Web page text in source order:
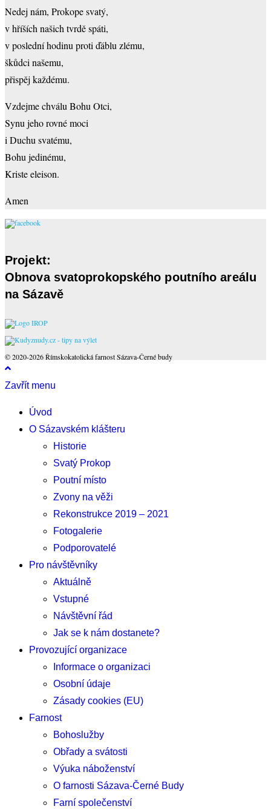
Nedej nám, Prokope svatý,
v hříších našich tvrdě spáti,
v poslední hodinu proti ďáblu zlému,
škůdci našemu,
přispěj každému.
Vzdejme chválu Bohu Otci,
Synu jeho rovné moci
i Duchu svatému,
Bohu jedinému,
Kriste eleison.
Amen
Projekt:
Obnova svatoprokopského poutního areálu
na Sázavě
© 2020-2026 Římskokatolická farnost Sázava-Černé budy
Zavřít menu
Úvod
O Sázavském klášteru
Historie
Svatý Prokop
Poutní místo
Zvony na věži
Rekonstrukce 2019 – 2021
Fotogalerie
Podporovatelé
Pro návštěvníky
Aktuálně
Vstupné
Návštěvní řád
Jak se k nám dostanete?
Provozující organizace
Informace o organizaci
Osobní údaje
Zásady cookies (EU)
Farnost
Bohoslužby
Obřady a svátosti
Výuka náboženství
O farnosti Sázava-Černé Budy
Farní společenství